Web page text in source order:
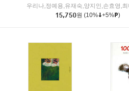
15,750원 (10% +5% )